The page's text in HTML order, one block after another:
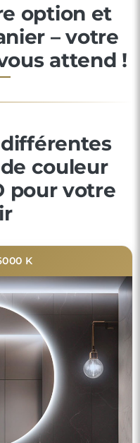
option et
– votre
attend !
couleur
pour votre
K